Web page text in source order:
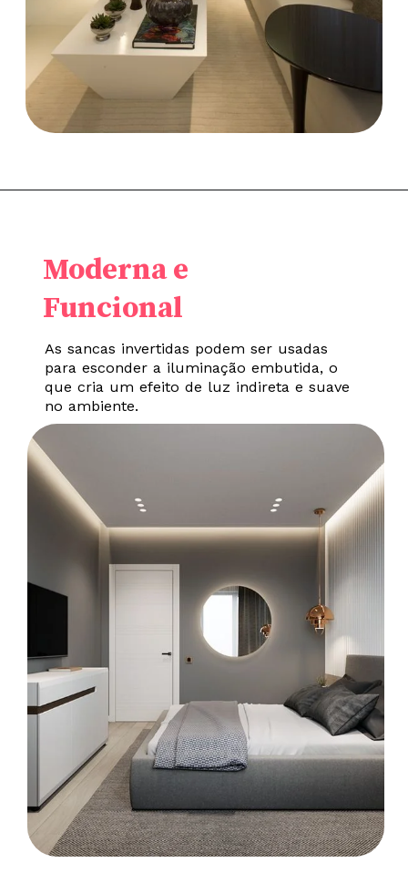
As sancas invertidas podem ser usadas
para esconder a iluminação embutida, o
que cria um efeito de luz indireta e suave
no ambiente.
Moderna e
Funcional